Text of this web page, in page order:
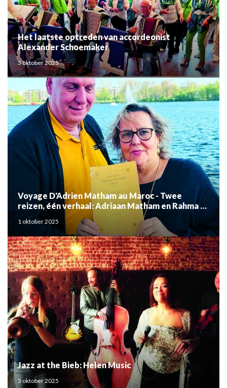
Het laatste optreden van accordeonist
Alexander Schoemaker
3 oktober 2025
Voyage D'Adrien Matham au Maroc - Twee
reizen, één verhaal: Adriaan Matham en Rahma el
Mouden
1 oktober 2025
Jazz at the Bieb: Helen Music
3 oktober 2025